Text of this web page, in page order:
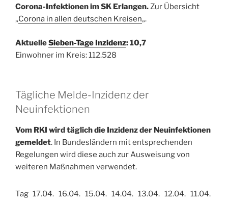
Corona-Infektionen im SK Erlangen.Zur Übersicht
„Corona in allen deutschen Kreisen„.
AktuelleSieben-Tage Inzidenz: 10,7
Einwohner im Kreis: 112.528
Tägliche Melde-Inzidenz der
Neuinfektionen
Vom RKI wird täglich die Inzidenz der Neuinfektionen
gemeldet. In Bundesländern mit entsprechenden
Regelungen wird diese auch zur Ausweisung von
weiteren Maßnahmen verwendet.
Tag 17.04. 16.04. 15.04. 14.04. 13.04. 12.04. 11.04.